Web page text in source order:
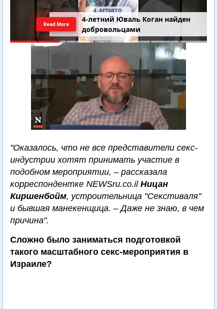
4-летний Юваль Коган найден
добровольцами
Read More
"Оказалось, что не все представители секс-
индустрии хотят принимать участие в
подобном мероприятии, – рассказала
корреспондентке NEWSru.co.il Ницан
Киршенбойм, устроительница "Секстиваля"
и бывшая манекенщица. – Даже не знаю, в чем
причина".
Сложно было заниматься подготовкой
такого масштабного секс-мероприятия в
Израиле?